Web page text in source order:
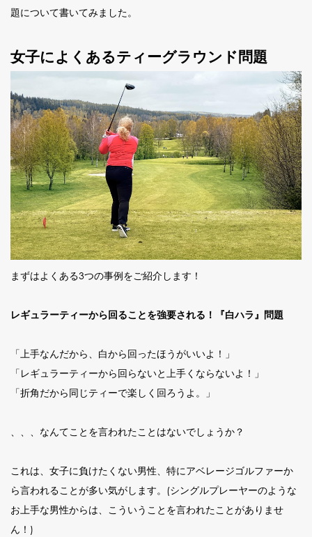
題について書いてみました。
女子によくあるティーグラウンド問題
まずはよくある3つの事例をご紹介します！
レギュラーティーから回ることを強要される！『白ハラ』問題
「上手なんだから、白から回ったほうがいいよ！」
「レギュラーティーから回らないと上手くならないよ！」
「折角だから同じティーで楽しく回ろうよ。」
、、、なんてことを言われたことはないでしょうか？
これは、女子に負けたくない男性、特にアベレージゴルファーか
ら言われることが多い気がします。(シングルプレーヤーのような
お上手な男性からは、こういうことを言われたことがありませ
ん！)